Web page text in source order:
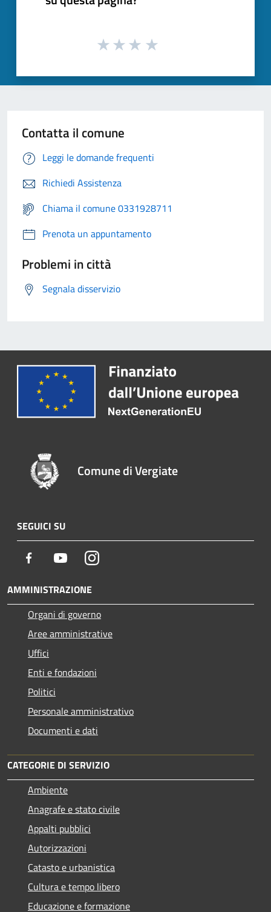
Contatta il comune
Leggi le domande frequenti
Richiedi Assistenza
Chiama il comune 0331928711
Prenota un appuntamento
Problemi in città
Segnala disservizio
Comune di Vergiate
SEGUICI SU
Facebook YoutubeInstagram
AMMINISTRAZIONE
Organi di governo
Aree amministrative
Uffici
Enti e fondazioni
Politici
Personale amministrativo
Documenti e dati
CATEGORIE DI SERVIZIO
Ambiente
Anagrafe e stato civile
Appalti pubblici
Autorizzazioni
Catasto e urbanistica
Cultura e tempo libero
Educazione e formazione